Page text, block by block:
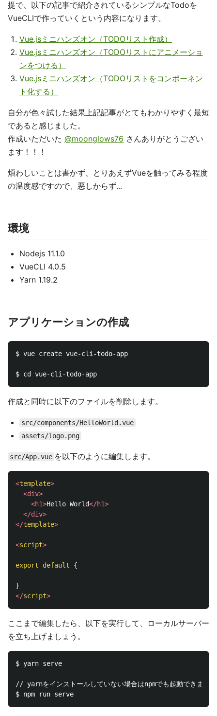
提で、以下の記事で紹介されているシンプルなTodoを
VueCLIで作っていくという内容になります。
Vue.jsミニハンズオン（TODOリスト作成）
Vue.jsミニハンズオン（TODOリストにアニメーショ
ンをつける）
Vue.jsミニハンズオン（TODOリストをコンポーネン
ト化する）
自分が色々試した結果上記記事がとてもわかりやすく最短
であると感じました。
作成いただいた @moonglows76 さんありがとうござい
ます！！！
煩わしいことは書かず、とりあえずVueを触ってみる程度
の温度感ですので、悪しからず...
環境
Nodejs 11.1.0
VueCLI 4.0.5
Yarn 1.19.2
アプリケーションの作成
$ vue create vue-cli-todo-app
作成と同時に以下のファイルを削除します。
src/components/HelloWorld.vue
assets/logo.png
src/App.vue を以下のように編集します。
<template>
<div>
<h1>Hello World</h1>
</div>
</template>
<script>
export default {
}
</script>
ここまで編集したら、以下を実行して、ローカルサーバー
を立ち上げましょう。
$ yarn serve
// yarnをインストールしていない場合はnpmでも起動できます。